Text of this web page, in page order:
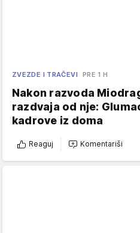
ZVEZDE I TRAČEVI PRE 1 H
Nakon razvoda
razdvaja od nje:
kadrove iz doma
Reaguj Komentariši